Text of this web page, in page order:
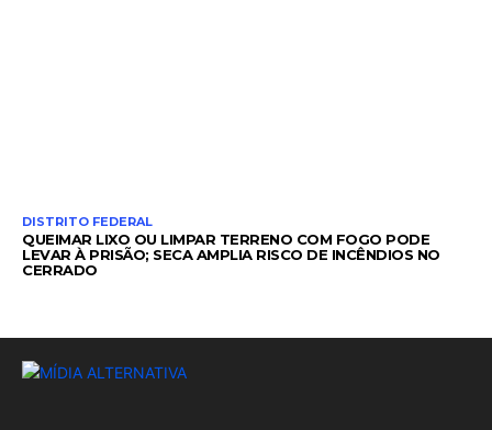
DISTRITO FEDERAL
QUEIMAR LIXO OU LIMPAR TERRENO COM FOGO PODE
LEVAR À PRISÃO; SECA AMPLIA RISCO DE INCÊNDIOS NO
CERRADO